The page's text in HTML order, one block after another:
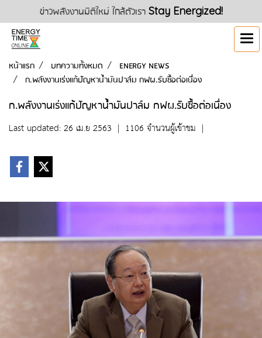
ข่าวพลังงานมิติใหม่ ใกล้ตัวเรา Stay Energized!
หน้าแรก บทความทั้งหมด
ENERGY NEWS
ก.พลังงานเร่งแก้ปัญหาน้ำมันปาล์ม กฟผ.รับซื้อต่อเนื่อง
ก.พลังงานเร่งแก้ปัญหาน้ำมันปาล์ม กฟผ.รับซื้อต่อเนื่อง
Last updated: 26 เม.ย 2563 | 1106 จำนวนผู้เข้าชม |